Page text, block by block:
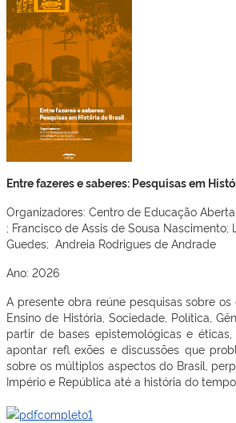
Entre fazeres e saberes: Pesquisas em
Organizadores: Centro de Educação
; Francisco de Assis de Sousa Nascimento;
Guedes; Andreia Rodrigues de Andrade
Ano: 2026
A presente obra reúne pesquisas sobre os
Ensino de História, Sociedade, Política,
partir de bases epistemológicas e
apontar refl exões e discussões que
sobre os múltiplos aspectos do Brasil,
Império e República até a história do